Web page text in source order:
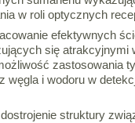
w roli optycznych
efektywnych
się atrakcyjnymi
zastosowania
węgla i wodoru w
struktury